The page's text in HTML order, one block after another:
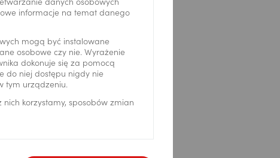
PeoPay KIDS) i
30 września 2026 r.
na otwartym w
zakłada Konto
musi zalogować się do
danych osobowych
informacje na temat danego
mogą być instalowane
osobowe czy nie. Wyrażenie
dokonuje się za pomocą
do niej dostępu nigdy nie
tym urządzeniu.
korzystamy, sposobów zmian